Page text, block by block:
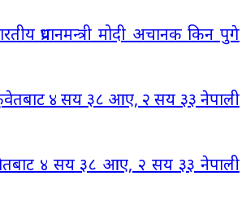
प्रधानमन्त्री मोदी अचानक किन पुगे
४ सय ३८ आए, २ सय ३३ नेपाली